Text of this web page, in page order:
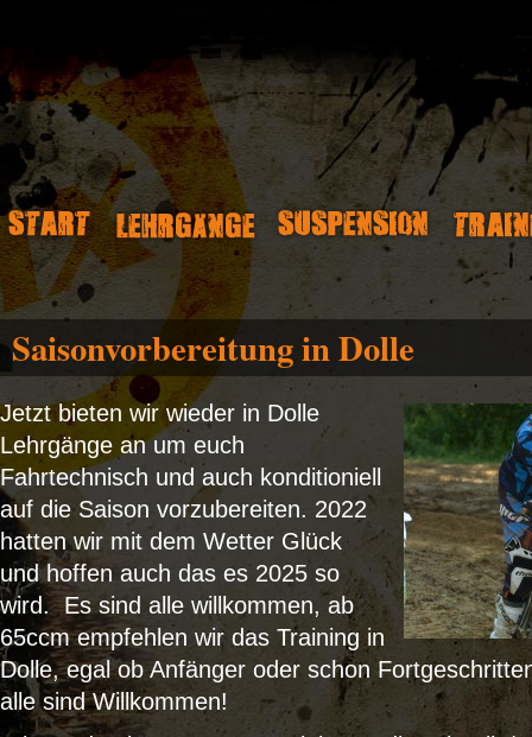
Saisonvorbereitung in Dolle
Jetzt bieten wir wieder in Dolle
Lehrgänge an um euch
Fahrtechnisch und auch konditioniell
auf die Saison vorzubereiten. 2022
hatten wir mit dem Wetter Glück
und hoffen auch das es 2025 so
wird. Es sind alle willkommen, ab
65ccm empfehlen wir das Training in
Dolle, egal ob Anfänger oder schon
alle sind Willkommen!